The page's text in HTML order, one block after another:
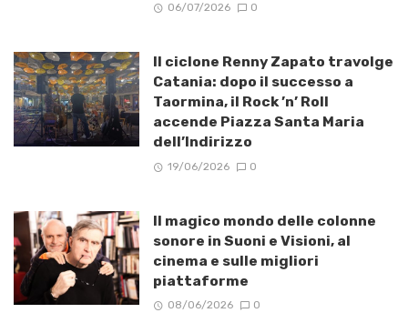
06/07/2026 0
Il ciclone Renny Zapato travolge
Catania: dopo il successo a
Taormina, il Rock ’n’ Roll
accende Piazza Santa Maria
dell’Indirizzo
19/06/2026 0
Il magico mondo delle colonne
sonore in Suoni e Visioni, al
cinema e sulle migliori
piattaforme
08/06/2026 0